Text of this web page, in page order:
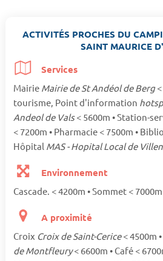
ACTIVITÉS PROCHES DU
SAINT MAURICE
Services
Mairie Mairie de St Andéol de Berg
tourisme, Point d'information
Andeol de Vals< 5600m • Station-
< 7200m • Pharmacie < 7500m •
Hôpital MAS - Hopital Local de
Environnement
Cascade. < 4200m • Sommet <
A proximité
Croix Croix de Saint-Cerice< 4500m
de Montfleury< 6600m • Café <